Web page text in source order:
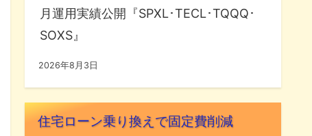
月運用実績公開『SPXL･TECL･TQQQ･
SOXS』
2026年8月3日
住宅ローン乗り換えで固定費削減